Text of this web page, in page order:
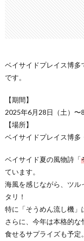
ベイサイドプレイス博多
です。
【期間】
2025年6月28日（土）〜
【場所】
ベイサイドプレイス博多
ベイサイド夏の風物詩「
ています。
海風を感じながら、ツル
タリ！
特に「そうめん流し機」
さらに、今年は本格的
食せるサプライズも予定。